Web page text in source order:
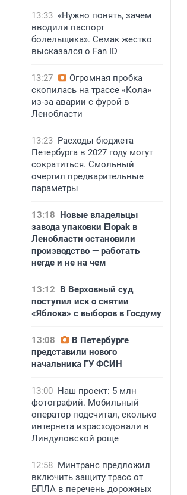
13:33 «Нужно понять, зачем
вводили паспорт
болельщика». Семак жестко
высказался о Fan ID
13:27
Огромная пробка
скопилась на трассе «Кола»
из-за аварии с фурой в
Ленобласти
13:23 Расходы бюджета
Петербурга в 2027 году могут
сократиться. Смольный
очертил предварительные
параметры
13:18 Новые владельцы
завода упаковки Elopak в
Ленобласти остановили
производство — работать
негде и не на чем
13:12 В Верховный суд
поступил иск о снятии
«Яблока» с выборов в Госдуму
13:08
В Петербурге
представили нового
начальника ГУ ФСИН
13:00 Наш проект: 5 млн
фотографий. Мобильный
оператор подсчитал, сколько
интернета израсходовали в
Линдуловской роще
12:58 Минтранс предложил
включить защиту трасс от
БПЛА в перечень дорожных